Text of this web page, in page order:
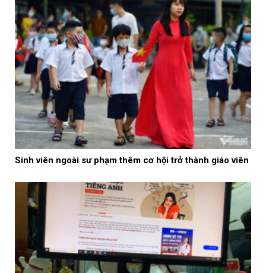
Sinh viên ngoài sư phạm thêm cơ hội trở thành giáo viên